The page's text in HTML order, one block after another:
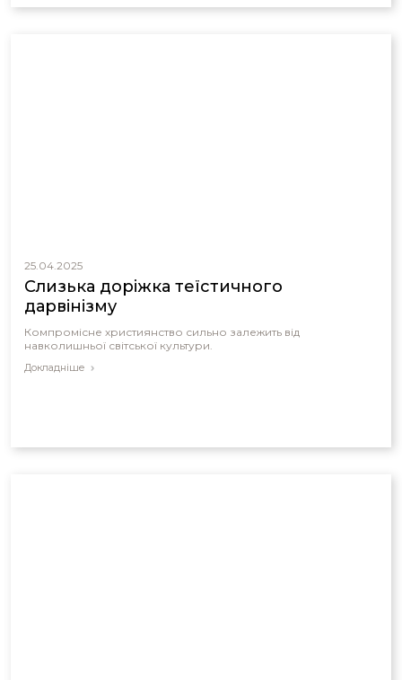
25.04.2025
Слизька доріжка теїстичного
дарвінізму
Компромісне християнство сильно залежить від
навколишньої світської культури.
Докладніше